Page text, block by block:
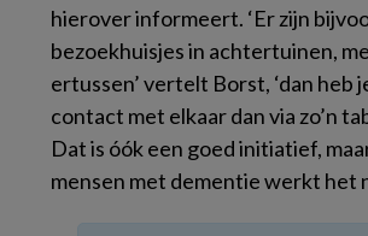
hierover informeert. ‘Er zijn
bezoekhuisjes in achtertuinen,
ertussen’ vertelt Borst, ‘dan heb
contact met elkaar dan via zo’n
Dat is óók een goed initiatief,
mensen met dementie werkt het